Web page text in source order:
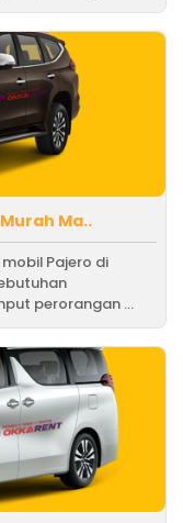
Ma..
Pajero di
perorangan ...